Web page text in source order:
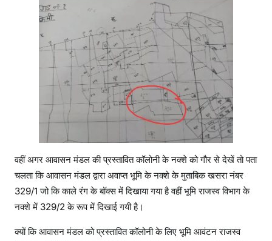
वहीं अगर आवासन मंडल की प्रस्तावित कॉलोनी के नक्शे को गौर से देखें तो पता
चलता कि आवासन मंडल द्वारा अवाप्त भूमि के नक्शे के मुताबिक खसरा नंबर
329/1 जो कि काले रंग के बॉक्स में दिखाया गया है वहीं भूमि राजस्व विभाग के
नक्शे में 329/2 के रूप में दिखाई गयी है।
क्यों कि आवासन मंडल को प्रस्तावित कॉलोनी के लिए भूमि आवंटन राजस्व